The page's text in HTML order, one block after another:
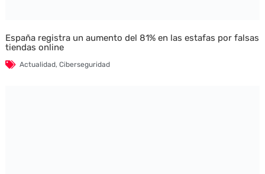
España registra un aumento del 81% en las estafas por falsas
tiendas online
Actualidad, Ciberseguridad